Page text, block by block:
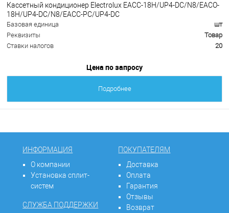
Кассетный кондиционер Electrolux EACC-18H/UP4-DC/N8/EACO-
18H/UP4-DC/N8/EACC-PC/UP4-DC
Базовая единица
шт
Реквизиты
Товар
Ставки налогов
20
Цена по запросу
Подробнее
ИНФОРМАЦИЯ
О компании
Установка сплит-
систем
СЛУЖБА ПОДДЕРЖКИ
ПОКУПАТЕЛЯМ
Доставка
Оплата
Гарантия
Отзывы
Возврат